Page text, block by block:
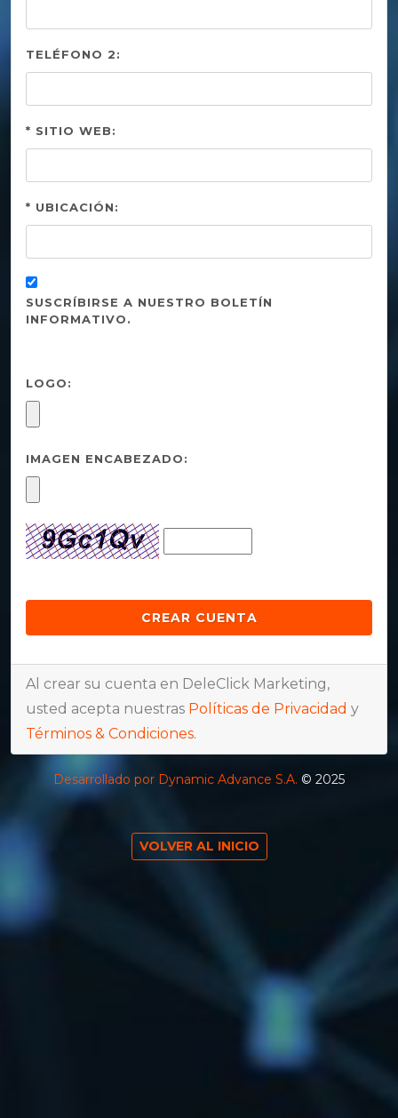
TELÉFONO 2:
* SITIO WEB:
* UBICACIÓN:
SUSCRÍBIRSE A NUESTRO BOLETÍN
INFORMATIVO.
LOGO:
IMAGEN ENCABEZADO:
Al crear su cuenta en DeleClick Marketing,
usted acepta nuestras Políticas de Privacidad y
Términos & Condiciones.
Desarrollado por Dynamic Advance S.A. © 2025
VOLVER AL INICIO